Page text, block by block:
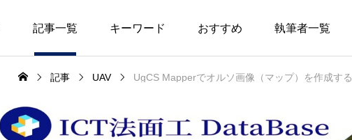
記事一覧 キーワード おすすめ 執筆者一覧
Phantom4 Pro 1 UAV写真測量 19
記事 UAV UgCS Mapperでオルソ画像（マップ）を作成する